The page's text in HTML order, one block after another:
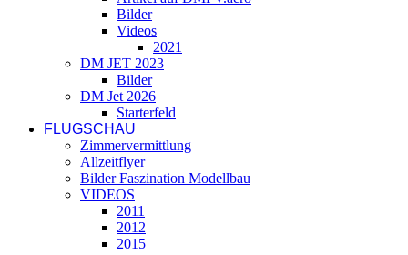
Bilder
Videos
2021
DM JET 2023
Bilder
DM Jet 2026
Starterfeld
FLUGSCHAU
Zimmervermittlung
Allzeitflyer
Bilder Faszination Modellbau
VIDEOS
2011
2012
2015